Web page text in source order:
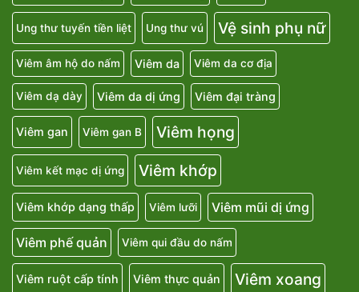
Ung thư tuyến tiền liệt Ung thư vú Vệ sinh phụ nữ
Viêm âm hộ do nấm Viêm da Viêm da cơ địa
Viêm dạ dày Viêm da dị ứng Viêm đại tràng
Viêm gan Viêm gan B Viêm họng
Viêm kết mạc dị ứng Viêm khớp
Viêm khớp dạng thấp Viêm lưỡi Viêm mũi dị ứng
Viêm phế quản Viêm qui đầu do nấm
Viêm ruột cấp tính Viêm thực quản Viêm xoang